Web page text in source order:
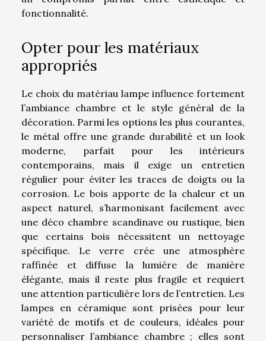
fonctionnalité.
Opter pour les matériaux
appropriés
Le choix du matériau lampe influence fortement
l’ambiance chambre et le style général de la
décoration. Parmi les options les plus courantes,
le métal offre une grande durabilité et un look
moderne, parfait pour les intérieurs
contemporains, mais il exige un entretien
régulier pour éviter les traces de doigts ou la
corrosion. Le bois apporte de la chaleur et un
aspect naturel, s’harmonisant facilement avec
une déco chambre scandinave ou rustique, bien
que certains bois nécessitent un nettoyage
spécifique. Le verre crée une atmosphère
raffinée et diffuse la lumière de manière
élégante, mais il reste plus fragile et requiert
une attention particulière lors de l’entretien. Les
lampes en céramique sont prisées pour leur
variété de motifs et de couleurs, idéales pour
personnaliser l’ambiance chambre ; elles sont